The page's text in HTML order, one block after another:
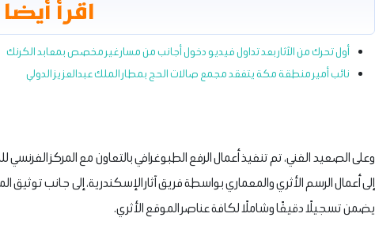
اقرأ أيضا
أول تحرك من الآثار بعد تداول فيديو دخول أجانب من مسار غير مخصص بمعابد الكرنك
‏نائب أمير منطقة مكة يتفقد مجمع صالات الحج بمطار الملك عبدالعزيز الدولي
يضمن تسجيلًا دقيقًا وشاملًا لكافة عناصر الموقع الأثري.